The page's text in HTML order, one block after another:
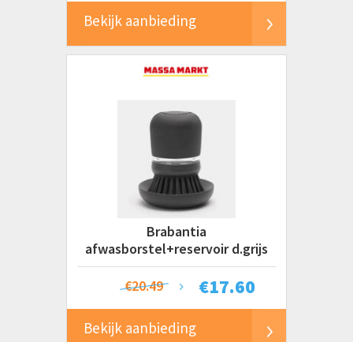
Bekijk aanbieding
Brabantia
afwasborstel+reservoir d.grijs
€17.60
€20.49
Bekijk aanbieding